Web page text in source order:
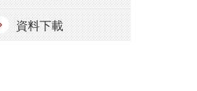
資料下載